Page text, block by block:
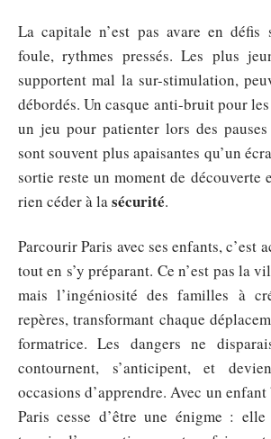
La capitale n’est pas avare en défis
foule, rythmes pressés. Les plus
supportent mal la sur-stimulation,
débordés. Un casque anti-bruit pour
un jeu pour patienter lors des
sont souvent plus apaisantes qu’un
sortie reste un moment de découverte
rien céder à lasécurité.
Parcourir Paris avec ses enfants, c’est
tout en s’y préparant. Ce n’est pas la
mais l’ingéniosité des familles à
repères, transformant chaque
formatrice. Les dangers ne
contournent, s’anticipent, et
occasions d’apprendre. Avec un
Paris cesse d’être une énigme :